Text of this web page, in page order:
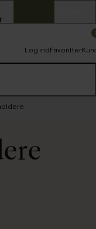
Log indFavoritterKurv